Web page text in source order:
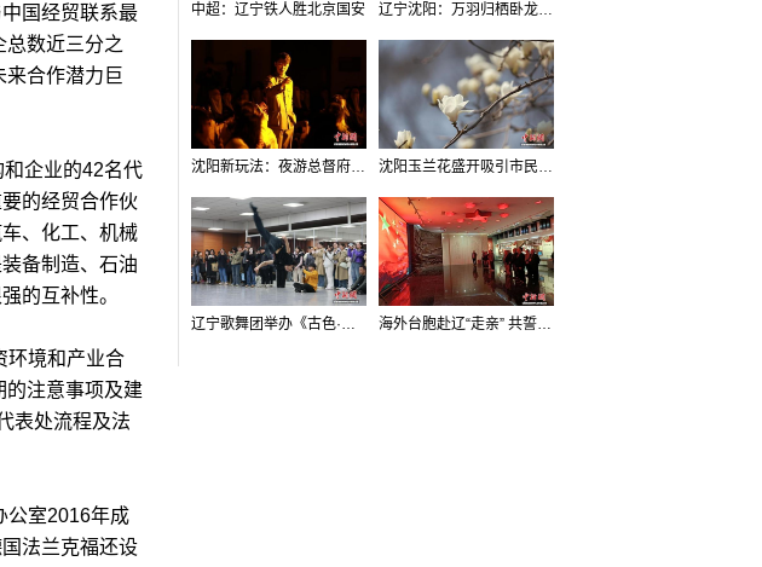
国经贸联系最
数近三分之
合作潜力巨
企业的42名代
的经贸合作伙
、化工、机械
备制造、石油
的互补性。
境和产业合
的注意事项及建
表处流程及法
室2016年成
法兰克福还设
中超：辽宁铁人胜北京国安 辽宁沈阳：万羽归栖卧龙湖看群鸟齐飞
沈阳新玩法：夜游总督府，当一回“赴宴者” 沈阳玉兰花盛开吸引市民打卡
辽宁歌舞团举办《古色·国宝辽宁》排练开放日活动 海外台胞赴辽“走亲” 共誓“和平初心”